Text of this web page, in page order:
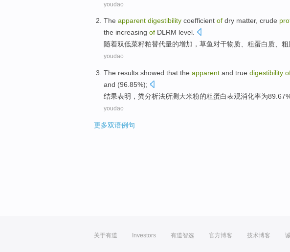
youdao
The apparent digestibility coefficient of dry matter, crude
the increasing of DLRM level.
随着双低菜籽粕替代量的增加 ，草鱼对干物质、 粗蛋白质、粗
youdao
The results showed that:the apparent and true digestibility
and (96.85%);
结果表明 ， 粪分析法所测 大米粉的粗蛋白表观消化率为
youdao
更多双语例句
关于有道 Investors 有道智选 官方博客 技术博客